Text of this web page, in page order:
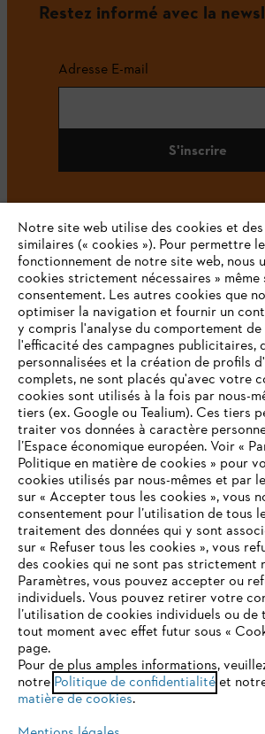
Restez informé avec la
Adresse E-mail
S'inscrire
L'Entreprise
STIHL FAQ
Contact
Politique de protection des données
Mentions légales Utilisation des
VOTRE NAVIGATEUR
N'EST PLUS PRIS EN
Vous utilisez un navigateur Internet que
en charge, et certaines fonctionnalités de
peuvent fonctionner correctement. Pour une
optimale de notre site, nous vous
l'un des navigateurs suivants :
Notre site web utilise des cookies et
similaires (« cookies »). Pour permettre
fonctionnement de notre site web, nous
cookies strictement nécessaires » même
consentement. Les autres cookies que
optimiser la navigation et fournir un
y compris l'analyse du comportement
l'efficacité des campagnes publicitaires,
personnalisées et la création de profils
complets, ne sont placés qu'avec votre
cookies sont utilisés à la fois par nous-
tiers (ex. Google ou Tealium). Ces tiers
traiter vos données à caractère
l’Espace économique européen. Voir «
Politique en matière de cookies » pour
cookies utilisés par nous-mêmes et par
sur « Accepter tous les cookies », vous
consentement pour l’utilisation de tous
traitement des données qui y sont
sur « Refuser tous les cookies », vous
des cookies qui ne sont pas strictement
Paramètres, vous pouvez accepter ou
individuels. Vous pouvez retirer votre
l’utilisation de cookies individuels ou de
tout moment avec effet futur sous «
page.
Pour de plus amples informations,
notre Politique de confidentialitéet
matière de cookies.